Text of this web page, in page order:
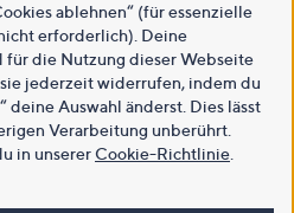
ablehnen“ (für essenzielle
erforderlich). Deine
die Nutzung dieser Webseite
jederzeit widerrufen, indem du
deine Auswahl änderst. Dies lässt
Verarbeitung unberührt.
in unsererCookie-Richtlinie